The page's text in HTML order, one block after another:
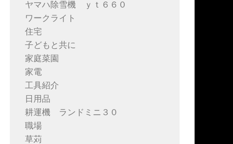
ヤマハ除雪機 ｙｔ６６０
ワークライト
住宅
子どもと共に
家庭菜園
家電
工具紹介
日用品
耕運機 ランドミニ３０
職場
草苅